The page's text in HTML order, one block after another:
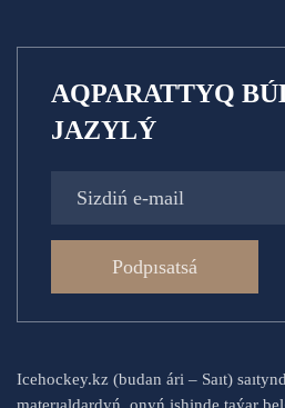
AQPARATTYQ
JAZYLÝ
Podpısatsá
Icehockey.kz (budan ári – Saıt)